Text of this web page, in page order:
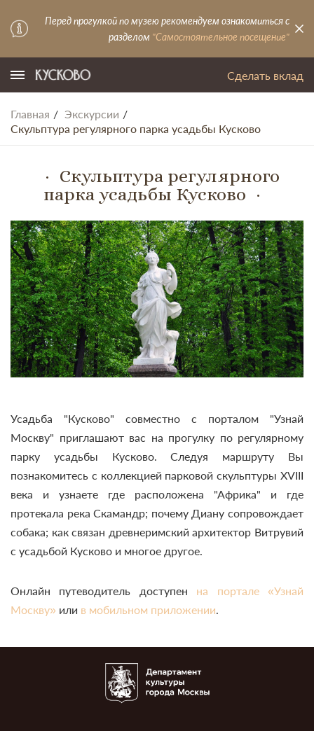
Перед прогулкой по музею рекомендуем ознакомиться с
разделом "Самостоятельное посещение"
Сделать вклад
Главная
Экскурсии
Скульптура регулярного парка усадьбы Кусково
Скульптура регулярного
парка усадьбы Кусково
Усадьба "Кусково" совместно с порталом "Узнай
Москву" приглашают вас на прогулку по регулярному
парку усадьбы Кусково. Следуя маршруту Вы
познакомитесь с коллекцией парковой скульптуры XVIII
века и узнаете где расположена "Африка" и где
протекала река Скамандр; почему Диану сопровождает
собака; как связан древнеримский архитектор Витрувий
с усадьбой Кусково и многое другое.
Онлайн путеводитель доступен на портале «Узнай
Москву» или в мобильном приложении.